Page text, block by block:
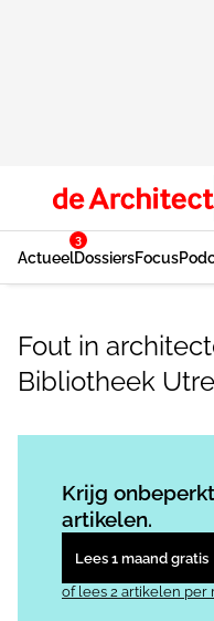
Actueel
3
DossiersFocus
Fout in
Bibliotheek
Krijg
artikelen.
Lees 1 maand gratis
of lees 2 artikelen per